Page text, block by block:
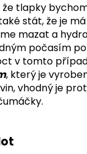
že tlapky
stát, že je
mazat a
počasím
v tomto
, který je
vhodný je